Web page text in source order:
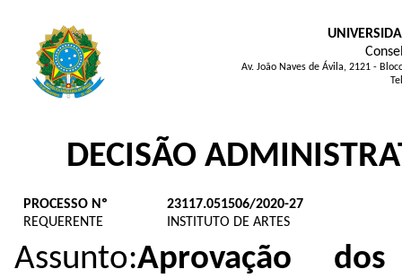
Av. João Naves de Ávila, 2121 -
DECISÃO
PROCESSO Nº
23117.051506/2020-27
REQUERENTE
INSTITUTO DE ARTES
Assunto:Aprovação